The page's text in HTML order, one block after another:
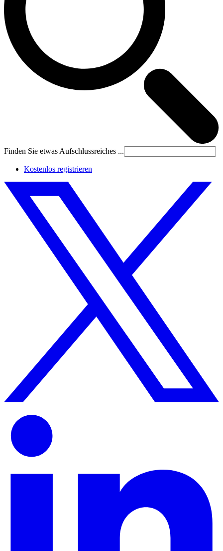
Finden Sie etwas Aufschlussreiches ...
Kostenlos registrieren